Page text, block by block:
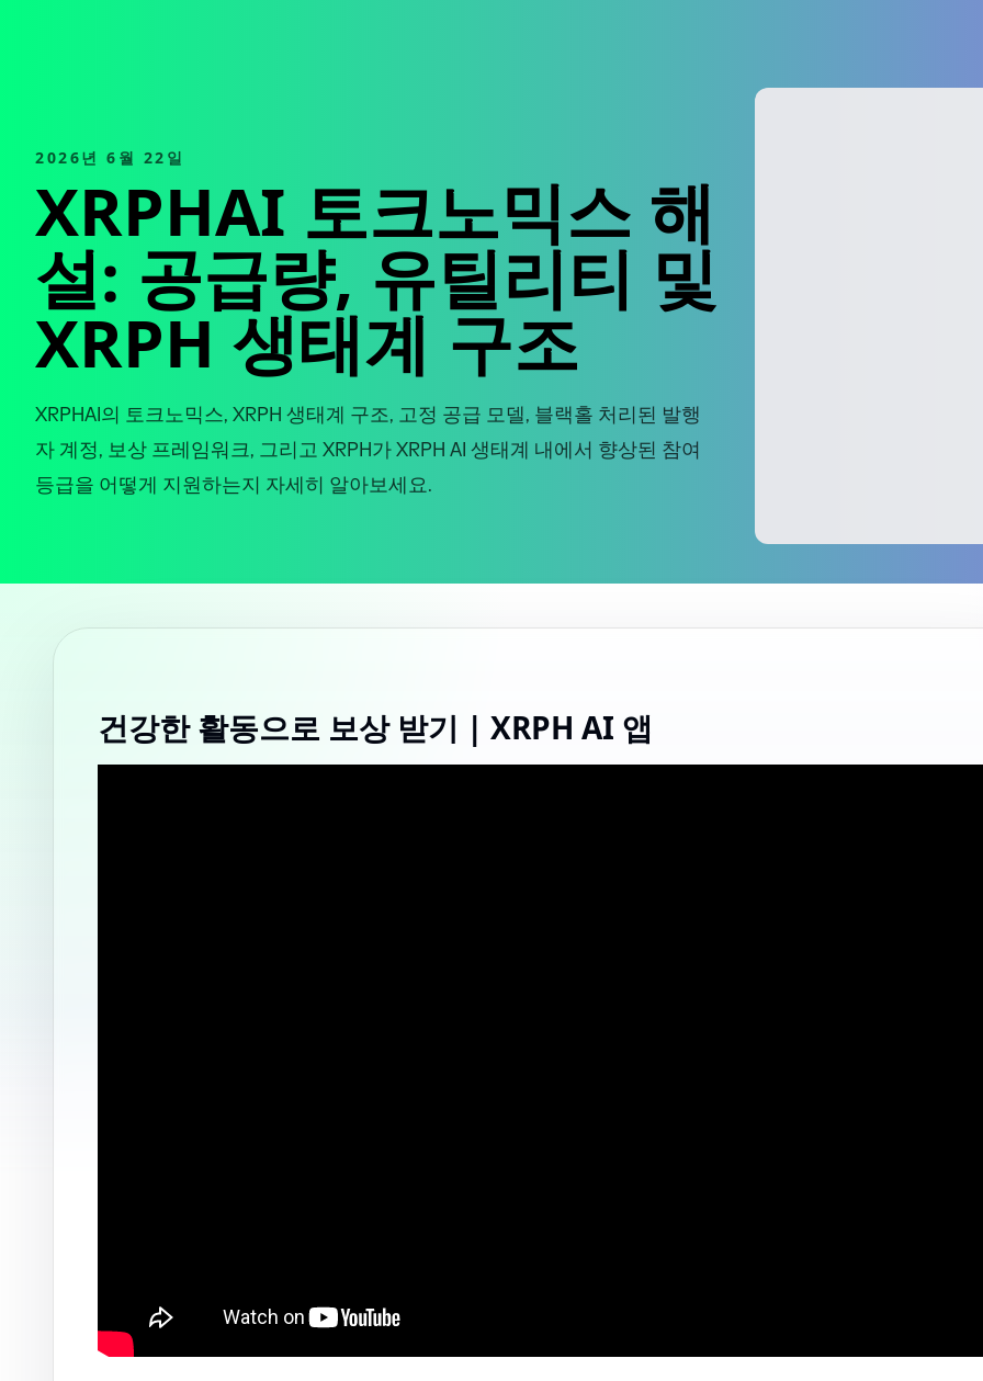
2026년 6월 22일
XRPHAI 토크노믹스 해
설: 공급량, 유틸리티 및
XRPH 생태계 구조
XRPHAI의 토크노믹스, XRPH 생태계 구조, 고정 공급 모델, 블랙홀 처리된 발행
자 계정, 보상 프레임워크, 그리고 XRPH가 XRPH AI 생태계 내에서 향상된 참여
등급을 어떻게 지원하는지 자세히 알아보세요.
건강한 활동으로 보상 받기 | XRPH AI 앱